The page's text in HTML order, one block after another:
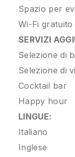
Spazio per
Wi-Fi gratuito
SERVIZI
Selezione di
Selezione di
Cocktail bar
Happy hour
LINGUE:
Italiano
Inglese